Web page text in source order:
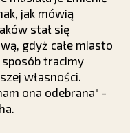
jak mówią
stał się
gdyż całe miasto
tracimy
własności.
ona odebrana" -